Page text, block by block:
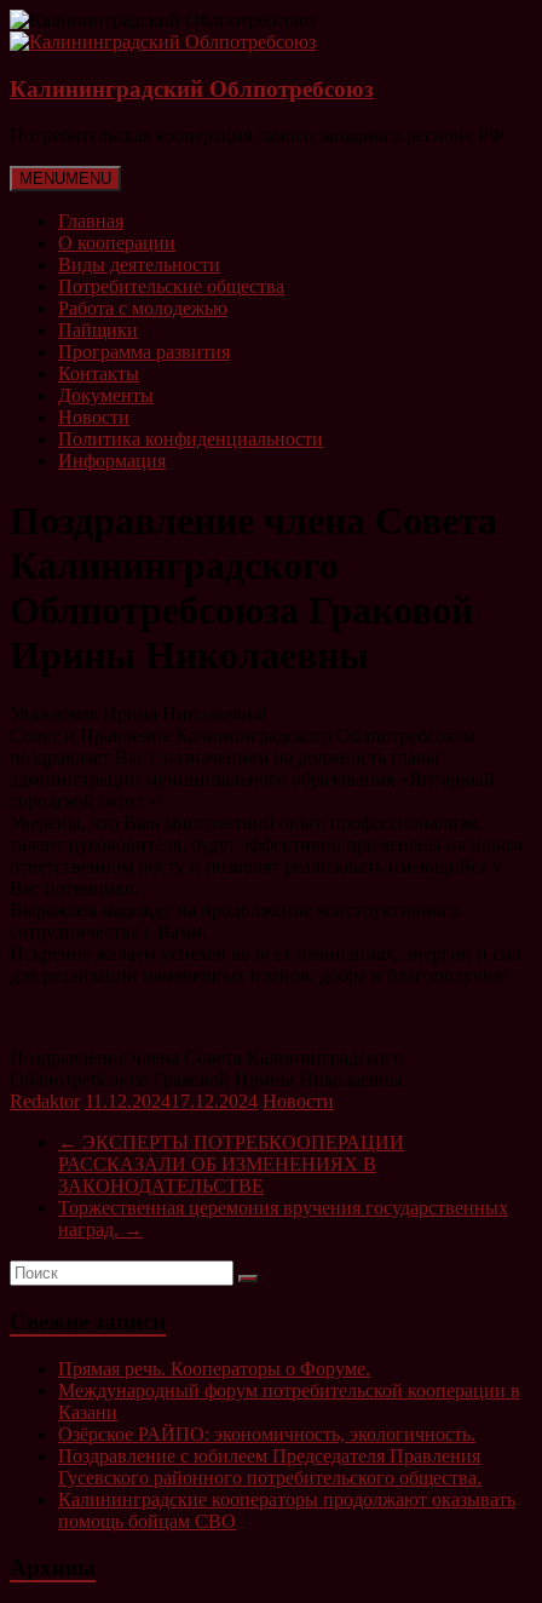
Перейти
к
Калининградский Облпотребсоюз
Потребительская кооперация самого западного региона РФ
Меню
MENUMENU
Главная
О кооперации
Виды деятельности
Потребительские общества
Работа с молодежью
Пайщики
Программа развития
Контакты
Документы
Новости
Политика конфиденциальности
Информация
Поздравление члена Совета
Калининградского
Облпотребсоюза Граковой
Ирины Николаевны
Уважаемая Ирина Николаевна!
Совет и Правление Калининградского Облпотребсоюза
поздравляет Вас с назначением на должность главы
администрации муниципального образования «Янтарный
городской округ»!
Уверены, что Ваш многолетний опыт, профессионализм,
талант руководителя, будут эффективно применены на новом
ответственном посту и позволят реализовать имеющийся у
Вас потенциал.
Выражаем надежду на продолжение конструктивного
сотрудничества с Вами.
Искренне желаем успехов во всех начинаниях, энергии и сил
для реализации намеченных планов, добра и благополучия!
Поздравление члена Совета Калининградского
Облпотребсоюза Граковой Ирины Николаевны
Redaktor 11.12.202417.12.2024 Новости
← ЭКСПЕРТЫ ПОТРЕБКООПЕРАЦИИ
РАССКАЗАЛИ ОБ ИЗМЕНЕНИЯХ В
ЗАКОНОДАТЕЛЬСТВЕ
Торжественная церемония вручения государственных
наград. →
Свежие записи
Прямая речь. Кооператоры о Форуме.
Международный форум потребительской кооперации в
Казани
Озёрское РАЙПО: экономичность, экологичность.
Поздравление с юбилеем Председателя Правления
Гусевского районного потребительского общества.
Калининградские кооператоры продолжают оказывать
помощь бойцам СВО
Архивы